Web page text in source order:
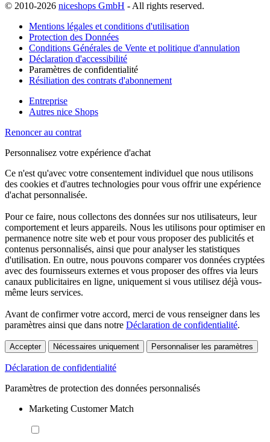
© 2010-2026 niceshops GmbH - All rights reserved.
Mentions légales et conditions d'utilisation
Protection des Données
Conditions Générales de Vente et politique d'annulation
Déclaration d'accessibilité
Paramètres de confidentialité
Résiliation des contrats d'abonnement
Entreprise
Autres nice Shops
Renoncer au contrat
Personnalisez votre expérience d'achat
Ce n'est qu'avec votre consentement individuel que nous utilisons
des cookies et d'autres technologies pour vous offrir une expérience
d'achat personnalisée.
Pour ce faire, nous collectons des données sur nos utilisateurs, leur
comportement et leurs appareils. Nous les utilisons pour optimiser en
permanence notre site web et pour vous proposer des publicités et
contenus personnalisés, ainsi que pour analyser les statistiques
d'utilisation. En outre, nous pouvons comparer vos données cryptées
avec des fournisseurs externes et vous proposer des offres via leurs
canaux publicitaires en ligne, uniquement si vous utilisez déjà vous-
même leurs services.
Avant de confirmer votre accord, merci de vous renseigner dans les
paramètres ainsi que dans notre Déclaration de confidentialité.
Accepter Nécessaires uniquement Personnaliser les paramètres
Déclaration de confidentialité
Paramètres de protection des données personnalisés
Marketing Customer Match